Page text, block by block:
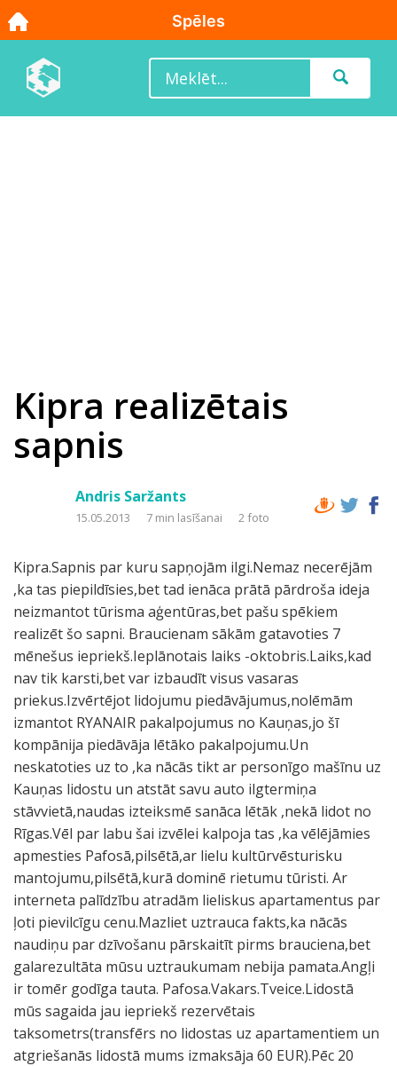
Kipra realizētais
sapnis
Andris Saržants
15.05.2013 7 min lasīšanai 2 foto
Kipra.Sapnis par kuru sapņojām ilgi.Nemaz necerējām
,ka tas piepildīsies,bet tad ienāca prātā pārdroša ideja
neizmantot tūrisma aģentūras,bet pašu spēkiem
realizēt šo sapni. Braucienam sākām gatavoties 7
mēnešus iepriekš.Ieplānotais laiks -oktobris.Laiks,kad
nav tik karsti,bet var izbaudīt visus vasaras
priekus.Izvērtējot lidojumu piedāvājumus,nolēmām
izmantot RYANAIR pakalpojumus no Kauņas,jo šī
kompānija piedāvāja lētāko pakalpojumu.Un
neskatoties uz to ,ka nācās tikt ar personīgo mašīnu uz
Kauņas lidostu un atstāt savu auto ilgtermiņa
stāvvietā,naudas izteiksmē sanāca lētāk ,nekā lidot no
Rīgas.Vēl par labu šai izvēlei kalpoja tas ,ka vēlējāmies
apmesties Pafosā,pilsētā,ar lielu kultūrvēsturisku
mantojumu,pilsētā,kurā dominē rietumu tūristi. Ar
interneta palīdzību atradām lieliskus apartamentus par
ļoti pievilcīgu cenu.Mazliet uztrauca fakts,ka nācās
naudiņu par dzīvošanu pārskaitīt pirms brauciena,bet
galarezultāta mūsu uztraukumam nebija pamata.Angļi
ir tomēr godīga tauta. Pafosa.Vakars.Tveice.Lidostā
mūs sagaida jau iepriekš rezervētais
taksometrs(transfērs no lidostas uz apartamentiem un
atgriešanās lidostā mums izmaksāja 60 EUR).Pēc 20